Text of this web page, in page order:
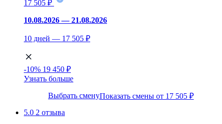
17 505 ₽
10.08.2026 — 21.08.2026
10 дней — 17 505 ₽
-10% 19 450 ₽
Узнать больше
Выбрать сменуПоказать смены от 17 505 ₽
5.0 2 отзыва